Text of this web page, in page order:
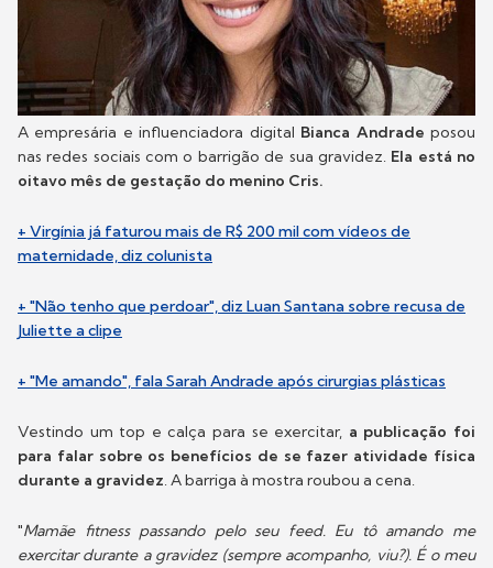
A empresária e influenciadora digital Bianca Andrade posou
nas redes sociais com o barrigão de sua gravidez. Ela está no
oitavo mês de gestação do menino Cris.
+ Virgínia já faturou mais de R$ 200 mil com vídeos de
maternidade, diz colunista
+ "Não tenho que perdoar", diz Luan Santana sobre recusa de
Juliette a clipe
+ "Me amando", fala Sarah Andrade após cirurgias plásticas
Vestindo um top e calça para se exercitar, a publicação foi
para falar sobre os benefícios de se fazer atividade física
durante a gravidez. A barriga à mostra roubou a cena.
"Mamãe fitness passando pelo seu feed. Eu tô amando me
exercitar durante a gravidez (sempre acompanho, viu?). É o meu